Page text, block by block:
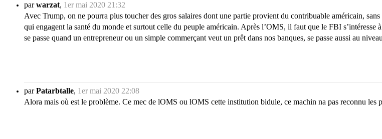
parwarzat, 1er mai 2020 21:32
Avec Trump, on ne pourra plus toucher des gros salaires dont une partie provient du contribuable américain,
qui engagent la santé du monde et surtout celle du peuple américain. Après l’OMS, il faut que le FBI
se passe quand un entrepreneur ou un simple commerçant veut un prêt dans nos banques, se passe aussi au
parPatarbtalle, 1er mai 2020 22:08
Alora mais où est le problème. Ce mec de lOMS ou lOMS cette institution bidule, ce machin na pas reconnu les